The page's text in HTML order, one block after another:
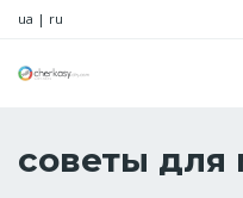
ua | ru
советы для